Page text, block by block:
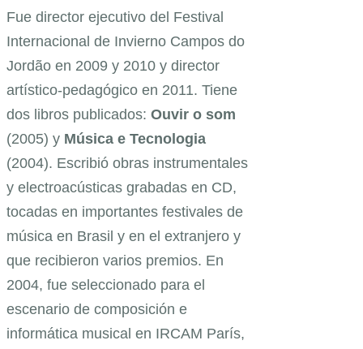
Fue director ejecutivo del Festival
Internacional de Invierno Campos do
Jordão en 2009 y 2010 y director
artístico-pedagógico en 2011. Tiene
dos libros publicados: Ouvir o som
(2005) y Música e Tecnologia
(2004). Escribió obras instrumentales
y electroacústicas grabadas en CD,
tocadas en importantes festivales de
música en Brasil y en el extranjero y
que recibieron varios premios. En
2004, fue seleccionado para el
escenario de composición e
informática musical en IRCAM París,